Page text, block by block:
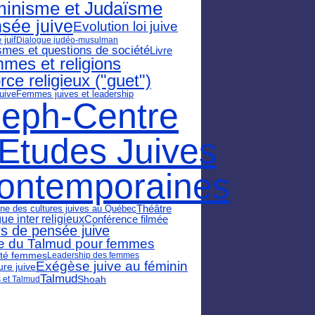
et Judaïsme
juiveEvolution loi juive
juifDialogue judéo-musulman
et questions de sociétéLivre
et religions
religieux ("guet")
Femmes juives et leadership
Centre
Juives
des cultures juives au QuébecThéâtre
inter religieuxConférence filmée
de pensée juive
du Talmud pour femmes
femmesLeadership des femmes
juiveExégèse juive au féminin
et TalmudTalmudShoah